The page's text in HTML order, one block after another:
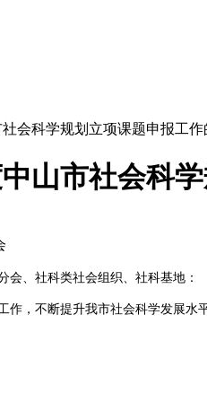
会科学规划立项课题申报工作
山市社会科
会、社科类社会组织、社科基地：
作，不断提升我市社会科学发展水